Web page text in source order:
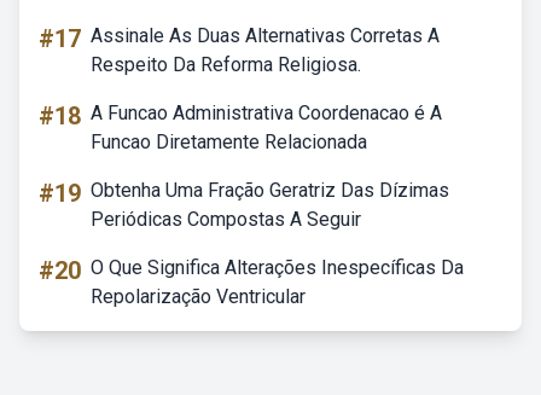
#17 Assinale As Duas Alternativas Corretas A
Respeito Da Reforma Religiosa.
#18 A Funcao Administrativa Coordenacao é A
Funcao Diretamente Relacionada
#19 Obtenha Uma Fração Geratriz Das Dízimas
Periódicas Compostas A Seguir
#20 O Que Significa Alterações Inespecíficas Da
Repolarização Ventricular